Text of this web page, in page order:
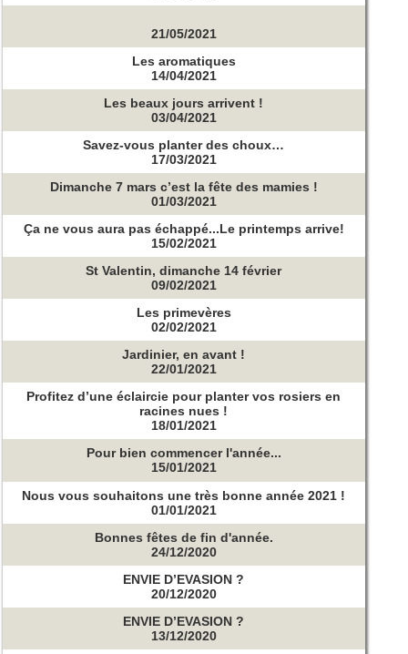
21/05/2021
Les aromatiques
14/04/2021
Les beaux jours arrivent !
03/04/2021
Savez-vous planter des choux…
17/03/2021
Dimanche 7 mars c’est la fête des mamies !
01/03/2021
Ça ne vous aura pas échappé...Le printemps arrive!
15/02/2021
St Valentin, dimanche 14 février
09/02/2021
Les primevères
02/02/2021
Jardinier, en avant !
22/01/2021
Profitez d’une éclaircie pour planter vos rosiers en
racines nues !
18/01/2021
Pour bien commencer l'année...
15/01/2021
Nous vous souhaitons une très bonne année 2021 !
01/01/2021
Bonnes fêtes de fin d'année.
24/12/2020
ENVIE D’EVASION ?
20/12/2020
ENVIE D’EVASION ?
13/12/2020